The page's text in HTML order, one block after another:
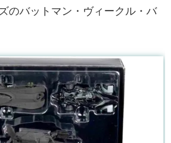
のバットマン・ヴィークル・バ